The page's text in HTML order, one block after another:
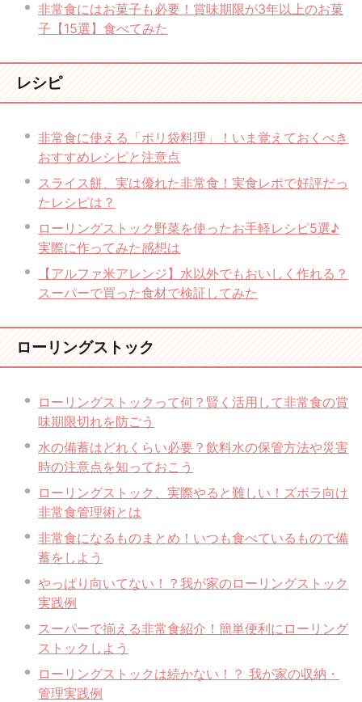
非常食にはお菓子も必要！賞味期限が3年以上のお菓
子【15選】食べてみた
レシピ
非常食に使える「ポリ袋料理」！いま覚えておくべき
おすすめレシピと注意点
スライス餅、実は優れた非常食！実食レポで好評だっ
たレシピは？
ローリングストック野菜を使ったお手軽レシピ5選♪
実際に作ってみた感想は
【アルファ米アレンジ】水以外でもおいしく作れる？
スーパーで買った食材で検証してみた
ローリングストック
ローリングストックって何？賢く活用して非常食の賞
味期限切れを防ごう
水の備蓄はどれくらい必要？飲料水の保管方法や災害
時の注意点を知っておこう
ローリングストック、実際やると難しい！ズボラ向け
非常食管理術とは
非常食になるものまとめ！いつも食べているもので備
蓄をしよう
やっぱり向いてない！？我が家のローリングストック
実践例
スーパーで揃える非常食紹介！簡単便利にローリング
ストックしよう
ローリングストックは続かない！？ 我が家の収納・
管理実践例